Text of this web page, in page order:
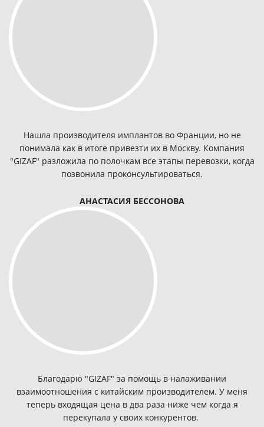
Нашла производителя имплантов во Франции, но не
понимала как в итоге привезти их в Москву. Компания
"GIZAF" разложила по полочкам все этапы перевозки, когда
позвонила проконсультироваться.
АНАСТАСИЯ БЕССОНОВА
Благодарю "GIZAF" за помощь в налаживании
взаимоотношения с китайским производителем. У меня
теперь входящая цена в два раза ниже чем когда я
перекупала у своих конкурентов.